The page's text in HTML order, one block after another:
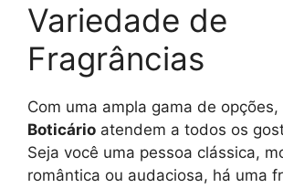
Variedade de
Fragrâncias
Com uma ampla gama de opções,
Boticário atendem a todos os
Seja você uma pessoa clássica,
romântica ou audaciosa, há uma